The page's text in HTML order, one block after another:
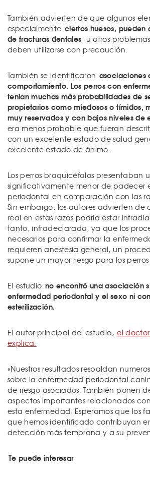
También advierten de que algunos
especialmente ciertos huesos, pueden
de fracturas dentales u otros
deben utilizarse con precaución.
También se identificaron asociaciones
comportamiento. Los perros con
tenían muchas más probabilidades de
propietarios como miedosos o tímidos,
muy reservados y con bajos niveles de
era menos probable que fueran
con un excelente estado de salud
excelente estado de ánimo.
Los perros braquicéfalos presentaban
significativamente menor de padecer
periodontal en comparación con las
Sin embargo, los autores advierten
real en estas razas podría estar
tanto, infradeclarada, ya que los
necesarios para confirmar la
requieren anestesia general, un
supone un mayor riesgo para los
El estudio no encontró una asociación
enfermedad periodontal y el sexo ni
esterilización.
El autor principal del estudio, el
explica:
«Nuestros resultados respaldan
sobre la enfermedad periodontal
de riesgo asociados. También ponen
aspectos importantes relacionados
esta enfermedad. Esperamos que los
que hemos identificado contribuyan
detección más temprana y a su
Te puede interesar